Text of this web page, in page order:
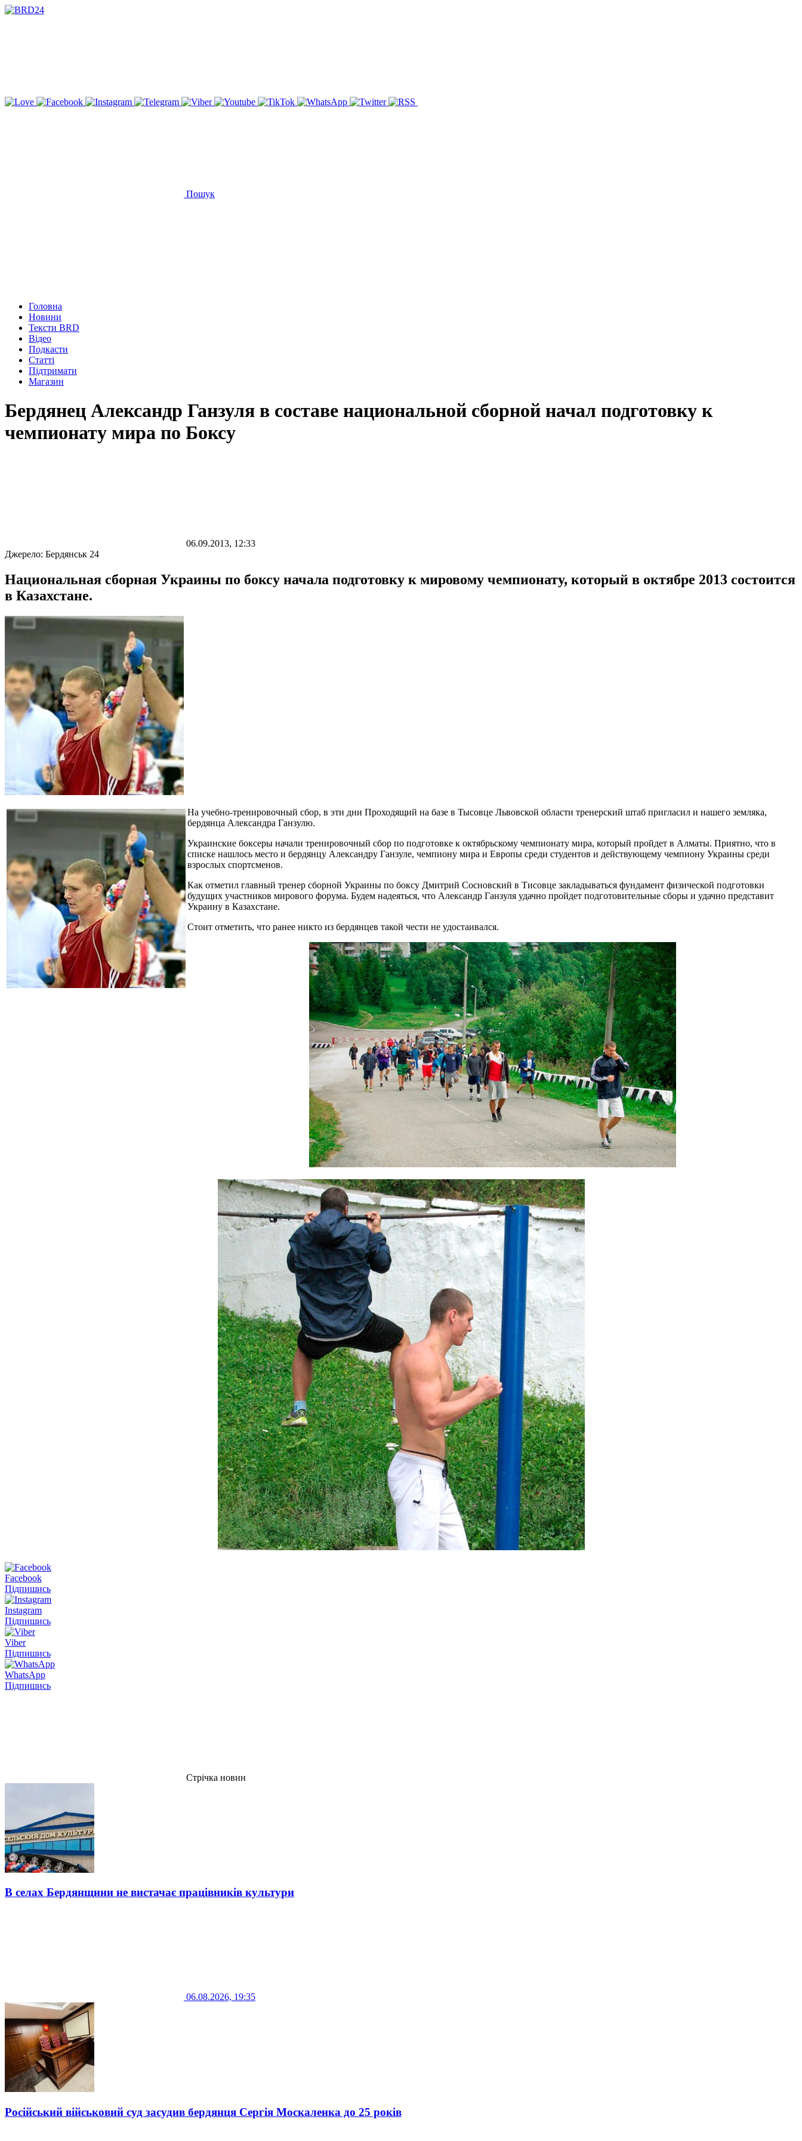
Пошук
Головна
Новини
Тексти BRD
Відео
Подкасти
Статті
Підтримати
Магазин
Бердянец Александр Ганзуля в составе национальной сборной начал подготовку к
чемпионату мира по Боксу
06.09.2013, 12:33
Джерело: Бердянськ 24
Национальная сборная Украины по боксу начала подготовку к мировому чемпионату, который в октябре 2013 состоится
в Казахстане.
На учебно-тренировочный сбор, в эти дни Проходящий на базе в Тысовце Львовской области тренерский штаб пригласил и нашего земляка,
бердянца Александра Ганзулю.
Украинские боксеры начали тренировочный сбор по подготовке к октябрьскому чемпионату мира, который пройдет в Алматы. Приятно, что в
списке нашлось место и бердянцу Александру Ганзуле, чемпиону мира и Европы среди студентов и действующему чемпиону Украины среди
взрослых спортсменов.
Как отметил главный тренер сборной Украины по боксу Дмитрий Сосновский в Тисовце закладываться фундамент физической подготовки
будущих участников мирового форума. Будем надеяться, что Александр Ганзуля удачно пройдет подготовительные сборы и удачно представит
Украину в Казахстане.
Стоит отметить, что ранее никто из бердянцев такой чести не удостаивался.
Facebook
Підпишись
Instagram
Підпишись
Viber
Підпишись
WhatsApp
Підпишись
Стрічка новин
В селах Бердянщини не вистачає працівників культури
06.08.2026, 19:35
Російський військовий суд засудив бердянця Сергія Москаленка до 25 років